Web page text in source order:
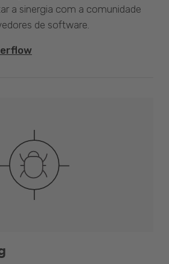
a sinergia com a comunidade
de software.